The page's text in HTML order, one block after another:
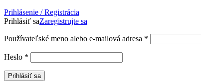
Prihlásenie / Registrácia
Prihlásiť saZaregistrujte sa
Používateľské meno alebo e-mailová adresa *
Heslo *
Prihlásiť sa